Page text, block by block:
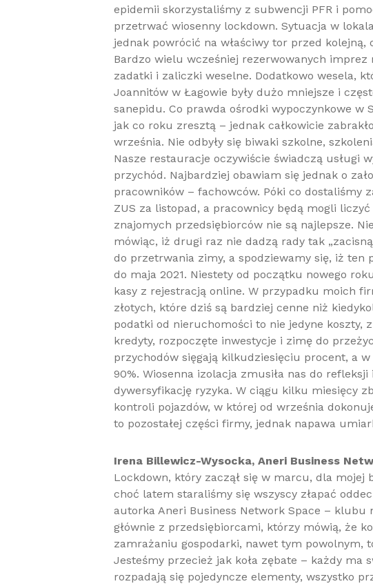
epidemii skorzystaliśmy z subwencji PFR i
przetrwać wiosenny lockdown. Sytuacja w
jednak powrócić na właściwy tor przed
Bardzo wielu wcześniej rezerwowanych
zadatki i zaliczki weselne. Dodatkowo wesela,
Joannitów w Łagowie były dużo mniejsze i
sanepidu. Co prawda ośrodki wypoczynkowe w
jak co roku zresztą – jednak całkowicie
września. Nie odbyły się biwaki szkolne,
Nasze restauracje oczywiście świadczą usługi
przychód. Najbardziej obawiam się jednak o
pracowników – fachowców. Póki co dostaliśmy
ZUS za listopad, a pracownicy będą mogli liczyć
znajomych przedsiębiorców nie są najlepsze.
mówiąc, iż drugi raz nie dadzą rady tak
do przetrwania zimy, a spodziewamy się, iż
do maja 2021. Niestety od początku nowego
kasy z rejestracją online. W przypadku moich
złotych, które dziś są bardziej cenne niż
podatki od nieruchomości to nie jedyne koszty,
kredyty, rozpoczęte inwestycje i zimę do
przychodów sięgają kilkudziesięciu procent, a
90%. Wiosenna izolacja zmusiła nas do
dywersyfikację ryzyka. W ciągu kilku miesięcy
kontroli pojazdów, w której od września
to pozostałej części firmy, jednak napawa
Irena Billewicz-Wysocka, Aneri Business
Lockdown, który zaczął się w marcu, dla
choć latem staraliśmy się wszyscy złapać
autorka Aneri Business Network Space – klubu
głównie z przedsiębiorcami, którzy mówią, że
zamrażaniu gospodarki, nawet tym powolnym,
Jesteśmy przecież jak koła zębate – każdy ma
rozpadają się pojedyncze elementy, wszystko